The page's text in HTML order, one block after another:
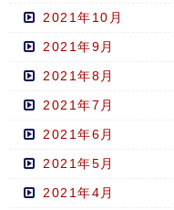
2021年10月
2021年9月
2021年8月
2021年7月
2021年6月
2021年5月
2021年4月